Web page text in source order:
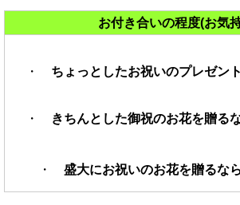
お付き合いの程度(お気
・ ちょっとしたお祝いのプレゼン
・ きちんとした御祝のお花を贈る
・ 盛大にお祝いのお花を贈るなら